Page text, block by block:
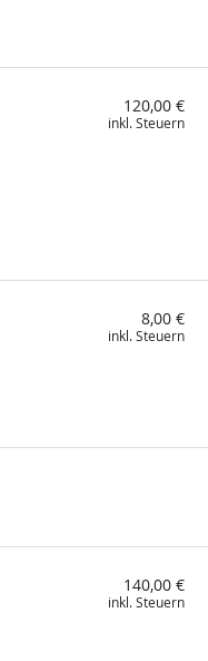
120,00 €
inkl. Steuern
8,00 €
inkl. Steuern
140,00 €
inkl. Steuern